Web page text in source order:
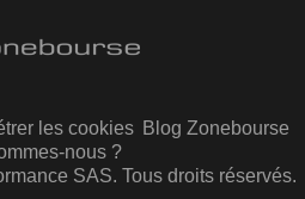
les cookies Blog Zonebourse
nous ?
SAS. Tous droits réservés.